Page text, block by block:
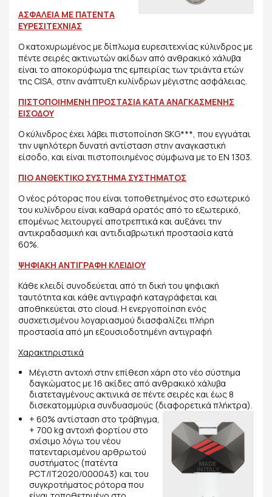
ΑΣΦΑΛΕΙΑ ΜΕ ΠΑΤΕΝΤΑ
ΕΥΡΕΣΙΤΕΧΝΙΑΣ
Ο κατοχυρωμένος με δίπλωμα ευρεσιτεχνίας κύλινδρος με
πέντε σειρές ακτινωτών ακίδων από ανθρακικό χάλυβα
είναι το αποκορύφωμα της εμπειρίας των τριάντα ετών
της CISA, στην ανάπτυξη κυλίνδρων μέγιστης ασφάλειας.
ΠΙΣΤΟΠΟΙΗΜΕΝΗ ΠΡΟΣΤΑΣΙΑ ΚΑΤΑ ΑΝΑΓΚΑΣΜΕΝΗΣ
ΕΙΣΟΔΟΥ
Ο κύλινδρος έχει λάβει πιστοποίηση SKG***, που εγγυάται
την υψηλότερη δυνατή αντίσταση στην αναγκαστική
είσοδο, και είναι πιστοποιημένος σύμφωνα με το EN 1303.
ΠΙΟ ΑΝΘΕΚΤΙΚΟ ΣΥΣΤΗΜΑ ΣΥΣΤΗΜΑΤΟΣ
Ο νέος ρότορας που είναι τοποθετημένος στο εσωτερικό
του κυλίνδρου είναι καθαρά ορατός από το εξωτερικό,
επομένως λειτουργεί αποτρεπτικά και αυξάνει την
αντικραδασμική και αντιδιαβρωτική προστασία κατά
60%.
ΨΗΦΙΑΚΗ ΑΝΤΙΓΡΑΦΗ ΚΛΕΙΔΙΟΥ
Κάθε κλειδί συνοδεύεται από τη δική του ψηφιακή
ταυτότητα και κάθε αντιγραφή καταγράφεται και
αποθηκεύεται στο cloud. Η ενεργοποίηση ενός
συσχετισμένου λογαριασμού διασφαλίζει πλήρη
προστασία από μη εξουσιοδοτημένη αντιγραφή
Χαρακτηριστικά
Μέγιστη αντοχή στην επίθεση χάρη στο νέο σύστημα
δαγκώματος με 16 ακίδες από ανθρακικό χάλυβα
διατεταγμένους ακτινικά σε πέντε σειρές και έως 8
δισεκατομμύρια συνδυασμούς (διαφορετικά πλήκτρα).
+ 60% αντίσταση στο τράβηγμα,
+ 700 kg αντοχή φορτίου στο
σχίσιμο λόγω του νέου
πατενταρισμένου αρθρωτού
συστήματος (πατέντα
PCT/IT2020/000043) και του
συγκροτήματος ρότορα που